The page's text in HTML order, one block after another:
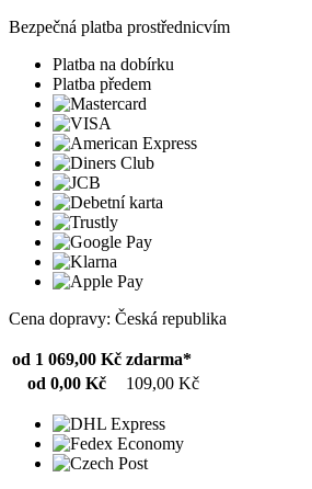
Bezpečná platba prostřednicvím
Platba na dobírku
Platba předem
Cena dopravy: Česká republika
od 1 069,00 Kč zdarma*
od 0,00 Kč
109,00 Kč